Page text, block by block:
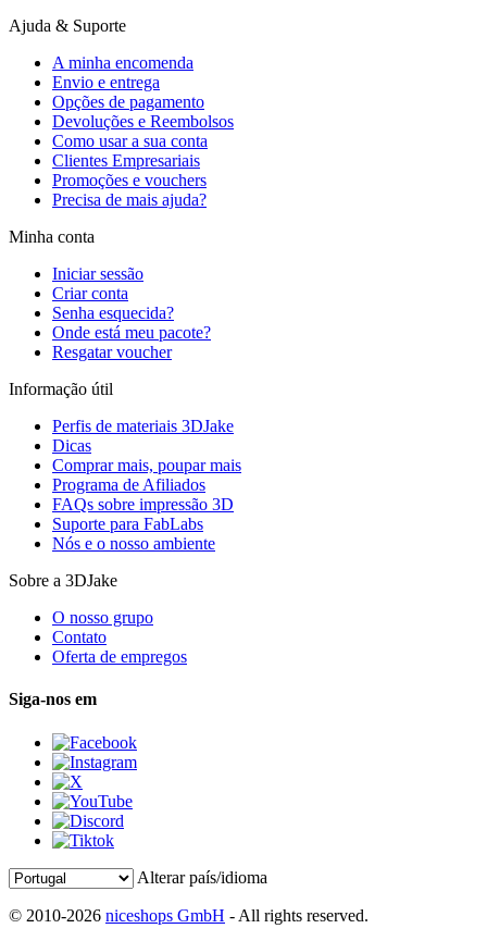
Ajuda & Suporte
A minha encomenda
Envio e entrega
Opções de pagamento
Devoluções e Reembolsos
Como usar a sua conta
Clientes Empresariais
Promoções e vouchers
Precisa de mais ajuda?
Minha conta
Iniciar sessão
Criar conta
Senha esquecida?
Onde está meu pacote?
Resgatar voucher
Informação útil
Perfis de materiais 3DJake
Dicas
Comprar mais, poupar mais
Programa de Afiliados
FAQs sobre impressão 3D
Suporte para FabLabs
Nós e o nosso ambiente
Sobre a 3DJake
O nosso grupo
Contato
Oferta de empregos
Siga-nos em
Alterar país/idioma
© 2010-2026 niceshops GmbH - All rights reserved.